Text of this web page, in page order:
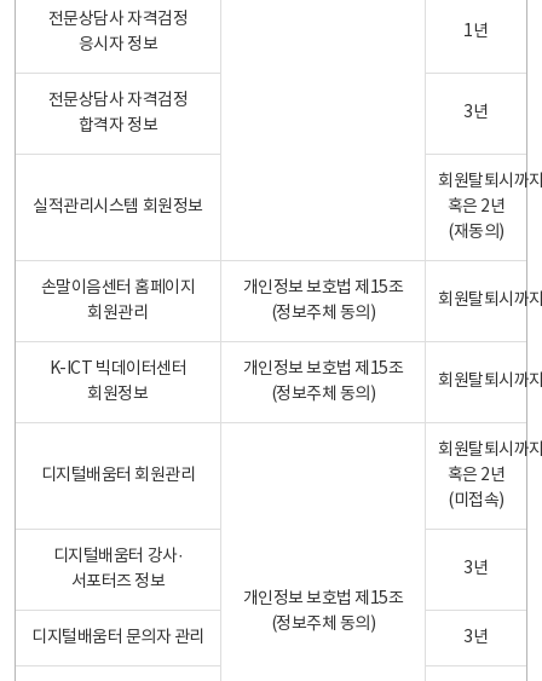
전문상담사 자격검정
응시자 정보
1년
전문상담사 자격검정
합격자 정보
3년
실적관리시스템 회원정보
회원탈퇴시까
혹은 2년
(재동의)
손말이음센터 홈페이지
회원관리
개인정보 보호법 제15조
(정보주체 동의)
회원탈퇴시까
K-ICT 빅데이터센터
회원정보
개인정보 보호법 제15조
(정보주체 동의)
회원탈퇴시까
디지털배움터 회원관리
개인정보 보호법 제15조
(정보주체 동의)
회원탈퇴시까
혹은 2년
(미접속)
디지털배움터 강사·
서포터즈 정보
3년
디지털배움터 문의자 관리 3년